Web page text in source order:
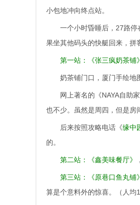
小包地冲向终点站。
一个小时昏睡后，27路
果坐其他码头的快艇回来，拼
第一站：《张三疯奶茶铺》
奶茶铺门口，厦门手绘地
网上著名的《NAYA自助
也不少。虽然是周四，但是房
后来按照攻略电话《缘中
的。
第二站：《鑫美味餐厅》
第三站：《原巷口鱼丸铺》
算是个意料外的惊喜。（人均